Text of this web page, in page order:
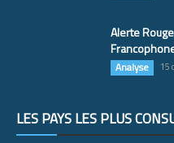
Alerte Rouge
Analyse 15
LES PAYS LES PLUS